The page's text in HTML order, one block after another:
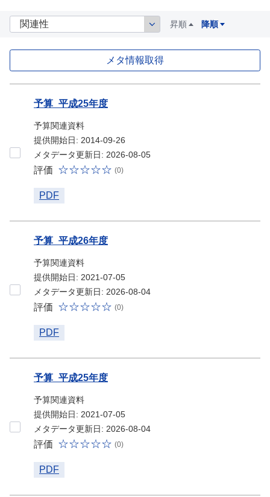
昇順 降順
メタ情報取得
予算_平成25年度
予算関連資料
提供開始日: 2014-09-26
メタデータ更新日: 2026-08-05
評価 (0)
PDF
予算_平成26年度
予算関連資料
提供開始日: 2021-07-05
メタデータ更新日: 2026-08-04
評価 (0)
PDF
予算_平成25年度
予算関連資料
提供開始日: 2021-07-05
メタデータ更新日: 2026-08-04
評価 (0)
PDF